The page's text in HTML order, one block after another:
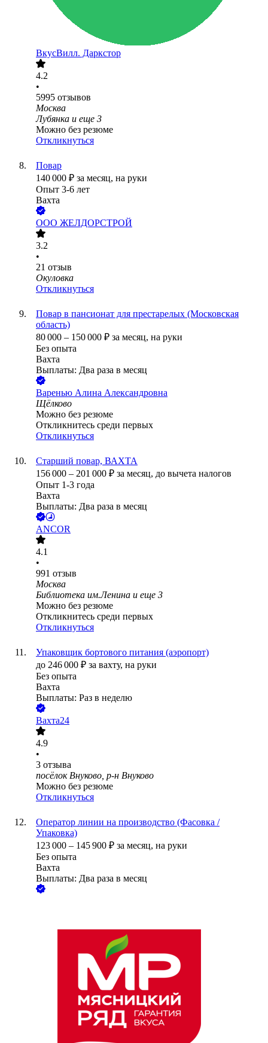
ВкусВилл. Даркстор
4.2
•
5995 отзывов
Москва
Лубянка и еще 3
Можно без резюме
Откликнуться
Повар
140 000 ₽ за месяц, на руки
Опыт 3-6 лет
Вахта
ООО ЖЕЛДОРСТРОЙ
3.2
•
21 отзыв
Окуловка
Откликнуться
Повар в пансионат для престарелых (Московская
область)
80 000 – 150 000 ₽ за месяц, на руки
Без опыта
Вахта
Выплаты: Два раза в месяц
Варенью Алина Александровна
Щёлково
Можно без резюме
Откликнитесь среди первых
Откликнуться
Старший повар, ВАХТА
156 000 – 201 000 ₽ за месяц, до вычета налогов
Опыт 1-3 года
Вахта
Выплаты: Два раза в месяц
ANCOR
4.1
•
991 отзыв
Москва
Библиотека им.Ленина и еще 3
Можно без резюме
Откликнитесь среди первых
Откликнуться
Упаковщик бортового питания (аэропорт)
до 246 000 ₽ за вахту, на руки
Без опыта
Вахта
Выплаты: Раз в неделю
Вахта24
4.9
•
3 отзыва
посёлок Внуково, р-н Внуково
Можно без резюме
Откликнуться
Оператор линии на производство (Фасовка /
Упаковка)
123 000 – 145 900 ₽ за месяц, на руки
Без опыта
Вахта
Выплаты: Два раза в месяц